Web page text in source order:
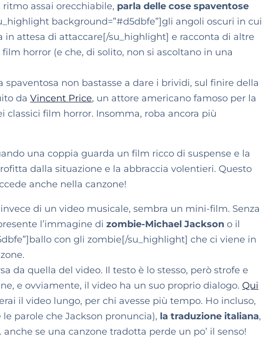
assai orecchiabile, parla delle cose spaventose
background=”#d5dbfe”]gli angoli oscuri in cui
attesa di attaccare[/su_highlight] e racconta di altre
horror (e che, di solito, non si ascoltano in una
non bastasse a dare i brividi, sul finire della
da Vincent Price, un attore americano famoso per la
classici film horror. Insomma, roba ancora più
una coppia guarda un film ricco di suspense e la
dalla situazione e la abbraccia volentieri. Questo
anche nella canzone!
di un video musicale, sembra un mini-film. Senza
l’immagine di zombie-Michael Jackson o il
con gli zombie[/su_highlight] che ci viene in
da quella del video. Il testo è lo stesso, però strofe e
e ovviamente, il video ha un suo proprio dialogo. Qui
il video lungo, per chi avesse più tempo. Ho incluso,
parole che Jackson pronuncia), la traduzione italiana,
se una canzone tradotta perde un po’ il senso!